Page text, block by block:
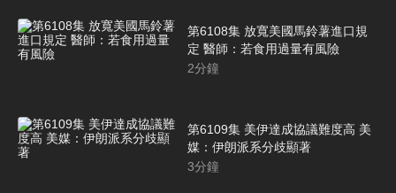
第6108集 放寬美國馬鈴薯進口規
定 醫師：若食用過量有風險
2分鐘
第6109集 美伊達成協議難度高 美
媒：伊朗派系分歧顯著
3分鐘